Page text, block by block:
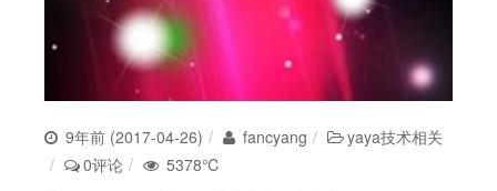
9年前 (2017-04-26) fancyang
yaya技术相关
0评论
5378℃